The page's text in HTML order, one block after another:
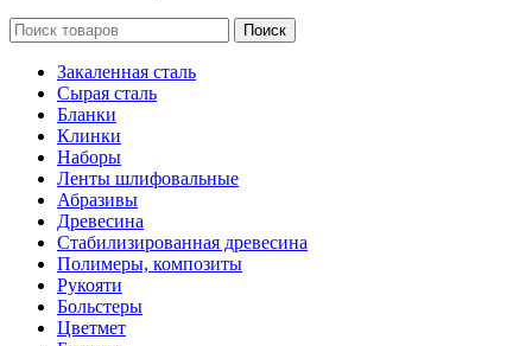
Поиск
Закаленная сталь
Сырая сталь
Бланки
Клинки
Наборы
Ленты шлифовальные
Абразивы
Древесина
Стабилизированная древесина
Полимеры, композиты
Рукояти
Больстеры
Цветмет